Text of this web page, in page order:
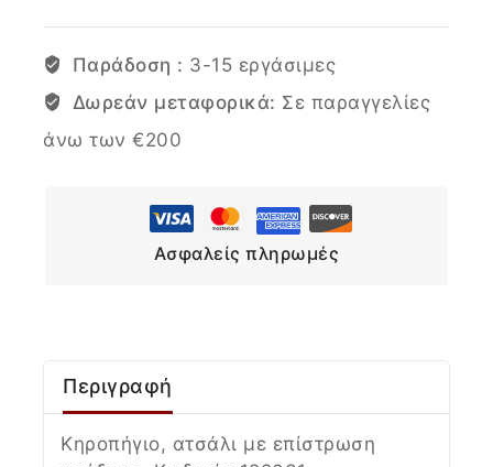
Παράδοση : 3-15 εργάσιμες
Δωρεάν μεταφορικά: Σε παραγγελίες
άνω των €200
Ασφαλείς πληρωμές
Περιγραφή
Κηροπήγιο, ατσάλι με επίστρωση